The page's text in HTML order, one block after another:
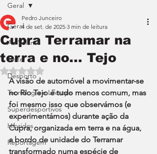
Geral
Ao Volante
Teste
Desporto
Tecnologia e Lifestyle
Superdesportivos
Híbridos
Reportagem
Geral
Cupra Terramar na
terra e no... Tejo
Pedro Junceiro
4 de set. de 2025 3 min de leitura
Avaliado com NaN de 5 estrelas.
A visão de automóvel a movimentar-se
no Rio Tejo é tudo menos comum, mas
foi mesmo isso que observámos (e
experimentámos) durante ação da
Cupra, organizada em terra e na água,
a bordo de unidade do Terramar
transformado numa espécie de